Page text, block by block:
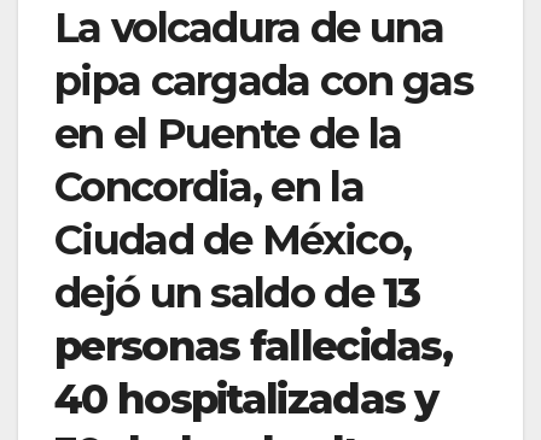
La volcadura de una
pipa cargada con gas
en el Puente de la
Concordia, en la
Ciudad de México,
dejó un saldo de13
personas fallecidas,
40 hospitalizadas y